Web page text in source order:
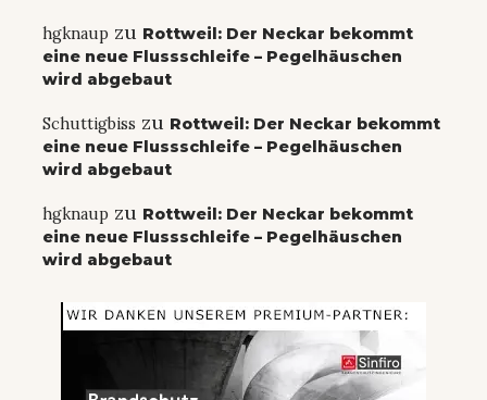
hgknaup zu Rottweil: Der Neckar bekommt
eine neue Flussschleife – Pegelhäuschen
wird abgebaut
Schuttigbiss zu Rottweil: Der Neckar bekommt
eine neue Flussschleife – Pegelhäuschen
wird abgebaut
hgknaup zu Rottweil: Der Neckar bekommt
eine neue Flussschleife – Pegelhäuschen
wird abgebaut